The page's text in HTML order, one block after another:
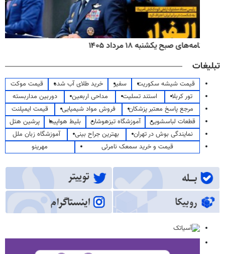
روزنامه‌های اقتصادی شنبه ۱۷ مرداد ۱۴۰۵
تبلیغات
قیمت شیشه سکوریت سفیر خرید طلای آب شده
قیمت موکت
تور کربلا
استند تسلیت مداحی اربعین
دوربین مداربسته
مرجع پاسخ معتبر پزشکان
فروش مواد شیمیایی
قیمت ایمپلنت
قطعات لباسشویی
آموزشگاه تیزهوشان بلیط هواپیما
پرشین هتل
نمایندگی بوش در تهران
بهترین جراح بینی
آموزشگاه زبان ملل
قیمت و خرید سمعک نامرئی
مهرینو